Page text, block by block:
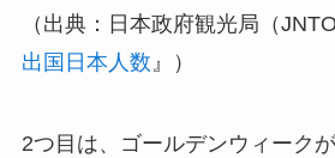
（出典：日本政府観光局（
出国日本人数』）
2つ目は、ゴールデンウィーク